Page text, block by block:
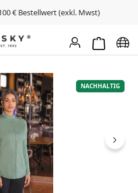
€ Bestellwert (exkl. Mwst)
NACHHALTIG